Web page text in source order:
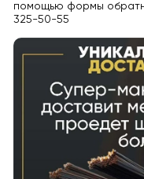
помощью формы
325-50-55